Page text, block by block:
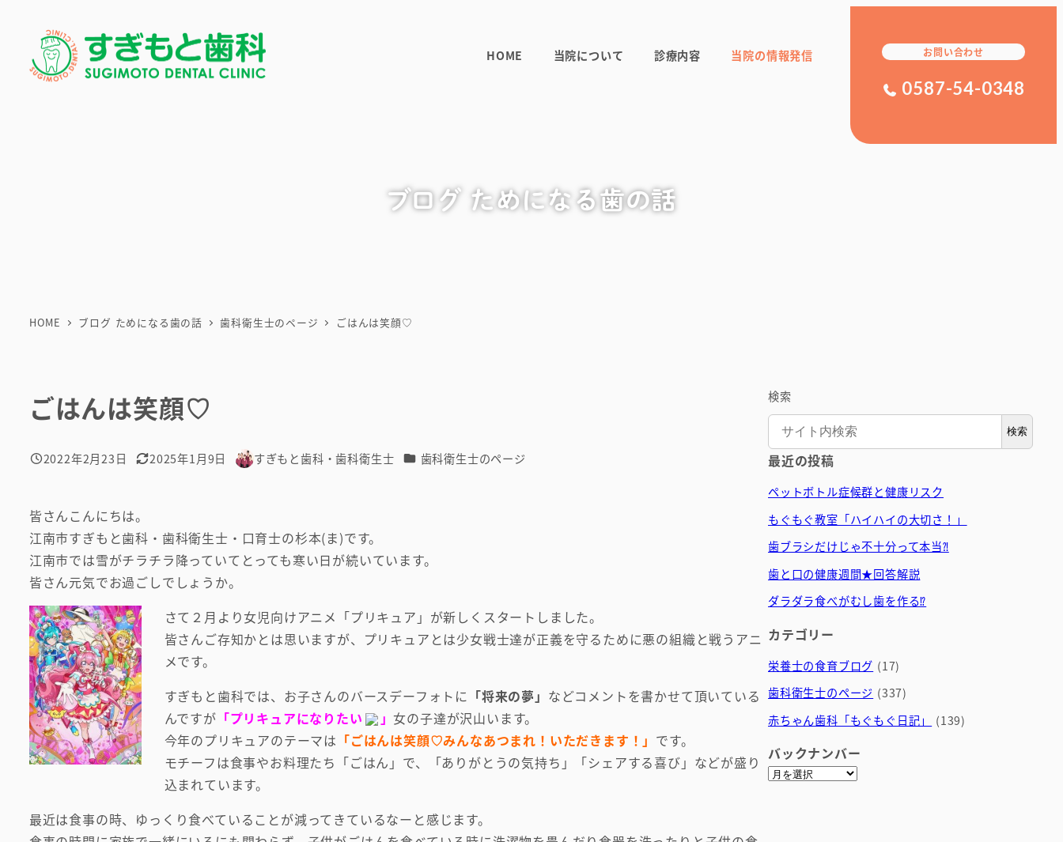
HOME 当院について 診療内容 当院の情報発信 お問い合わせ
0587-54-0348
ブログ ためになる歯の話
HOME ブログ ためになる歯の話 歯科衛生士のページ ごはんは笑顔♡
ごはんは笑顔♡
投稿日
2022年2月23日
更新日
2025年1月9日
著
すぎもと歯科・歯科衛生士 カテゴリー
歯科衛生士のページ
皆さんこんにちは。
江南市すぎもと歯科・歯科衛生士・口育士の杉本(ま)です。
江南市では雪がチラチラ降っていてとっても寒い日が続いています。
皆さん元気でお過ごしでしょうか。
さて２月より女児向けアニメ「プリキュア」が新しくスタートしました。
皆さんご存知かとは思いますが、プリキュアとは少女戦士達が正義を守るために悪の組織と戦うアニ
メです。
すぎもと歯科では、お子さんのバースデーフォトに 「将来の夢」 などコメントを書かせて頂いている
んですが 「プリキュアになりたい 」女の子達が沢山います。
今年のプリキュアのテーマは 「ごはんは笑顔♡みんなあつまれ！いただきます！」 です。
モチーフは食事やお料理たち「ごはん」で、「ありがとうの気持ち」「シェアする喜び」などが盛り
込まれています。
最近は食事の時、ゆっくり食べていることが減ってきているなーと感じます。
検索
検索
最近の投稿
ペットボトル症候群と健康リスク
もぐもぐ教室「ハイハイの大切さ！」
歯ブラシだけじゃ不十分って本当⁈
歯と口の健康週間★回答解説
ダラダラ食べがむし歯を作る⁉
カテゴリー
栄養士の食育ブログ (17)
歯科衛生士のページ (337)
赤ちゃん歯科「もぐもぐ日記」
(139)
バックナンバー
ア